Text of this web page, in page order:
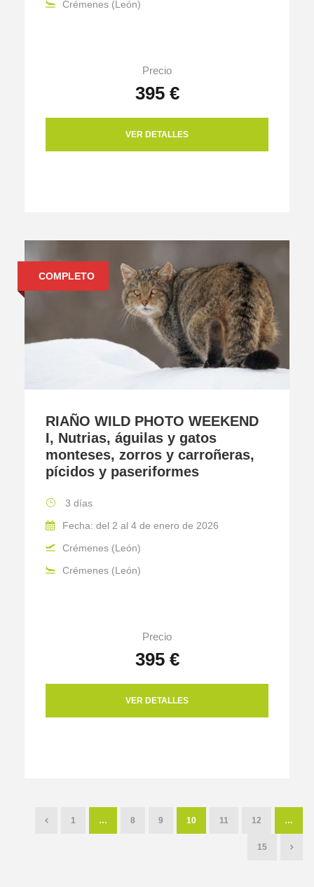
Crémenes (León)
Precio
395 €
VER DETALLES
COMPLETO
RIAÑO WILD PHOTO WEEKEND
I, Nutrias, águilas y gatos
monteses, zorros y carroñeras,
pícidos y paseriformes
3 días
Fecha: del 2 al 4 de enero de 2026
Crémenes (León)
Crémenes (León)
Precio
395 €
VER DETALLES
1 … 8 9 10 11 12 …
15